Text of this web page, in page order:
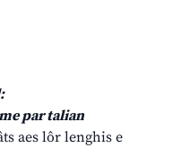
par talian
aes lôr lenghis e